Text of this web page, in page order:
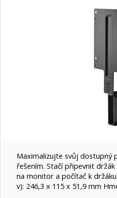
Maximalizujte svůj dostupný
řešením. Stačí připevnit
na monitor a počítač k
v): 246,3 x 115 x 51,9 mm